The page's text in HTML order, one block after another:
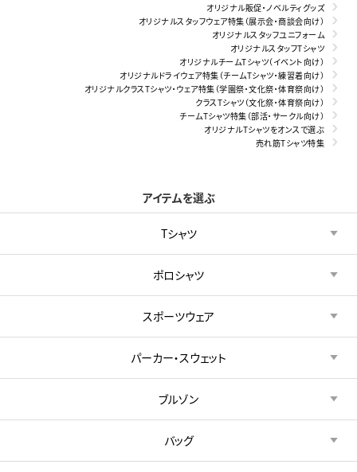
オリジナル販促・ノベルティグッズ
オリジナルスタッフウェア特集（展示会・商談会向け）
オリジナルスタッフユニフォーム
オリジナルスタッフTシャツ
オリジナルチームTシャツ（イベント向け）
オリジナルドライウェア特集（チームTシャツ・練習着向け）
オリジナルクラスTシャツ・ウェア特集（学園祭・文化祭・体育祭向け）
クラスTシャツ（文化祭・体育祭向け）
チームTシャツ特集（部活・サークル向け）
オリジナルTシャツをオンスで選ぶ
売れ筋Tシャツ特集
アイテムを選ぶ
Tシャツ
ポロシャツ
スポーツウェア
パーカー・スウェット
ブルゾン
バッグ